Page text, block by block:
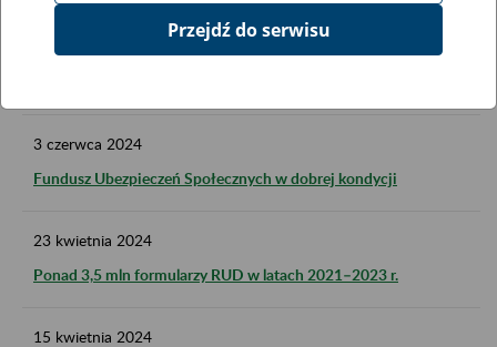
3 czerwca 2024
Fundusz Ubezpieczeń Społecznych w dobrej kondycji
23 kwietnia 2024
Ponad 3,5 mln formularzy RUD w latach 2021–2023 r.
15 kwietnia 2024
Przejdź do serwisu